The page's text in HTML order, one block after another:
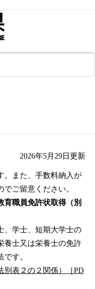
2026年5月29日 更新
。また、手数料納入が
ご留意ください。
育職員免許状取得（別
学士、短期大学士の
養士又は栄養士の免許
す。
別表２の２関係）［PD